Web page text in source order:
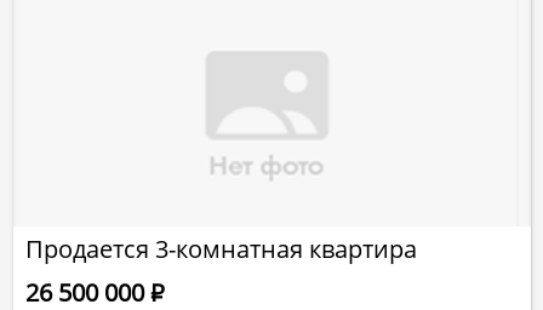
Продается 3-комнатная квартира
26 500 000Р